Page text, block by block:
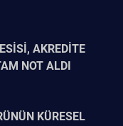
AKREDİTE
NOT ALDI
KÜRESEL